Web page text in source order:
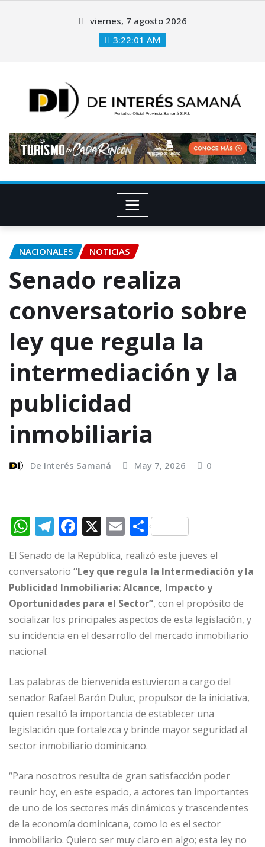
viernes, 7 agosto 2026
3:22:01 AM
NACIONALES NOTICIAS
Senado realiza
conversatorio sobre
ley que regula la
intermediación y la
publicidad
inmobiliaria
De Interés Samaná May 7, 2026 0
W
at
s
A
p
p
T
el
e
g
ra
m
F
a
c
e
b
o
o
X E
m
ai
l
C
o
m
p
ar
ti
r
El Senado de la República, realizó este jueves el
conversatorio “Ley que regula la Intermediación y la
Publicidad Inmobiliaria: Alcance, Impacto y
Oportunidades para el Sector”, con el propósito de
socializar los principales aspectos de esta legislación, y
su incidencia en el desarrollo del mercado inmobiliario
nacional.
Las palabras de bienvenida estuvieron a cargo del
senador Rafael Barón Duluc, propulsor de la iniciativa,
quien resaltó la importancia de establecer una
legislación que fortalezca y brinde mayor seguridad al
sector inmobiliario dominicano.
“Para nosotros resulta de gran satisfacción poder
reunir hoy, en este espacio, a actores tan importantes
de uno de los sectores más dinámicos y trascendentes
de la economía dominicana, como lo es el sector
inmobiliario. Quiero ser muy claro en algo; esta ley no